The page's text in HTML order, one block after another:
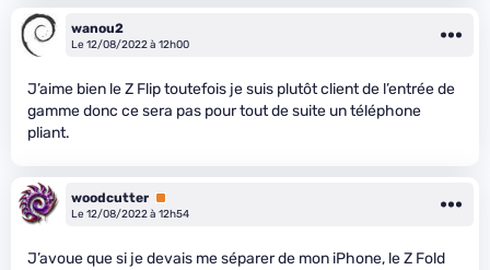
wanou2
Le 12/08/2022 à 12h00
J’aime bien le Z Flip toutefois je suis plutôt client de l’entrée de
gamme donc ce sera pas pour tout de suite un téléphone
pliant.
woodcutter Premium
Le 12/08/2022 à 12h54
J’avoue que si je devais me séparer de mon iPhone, le Z Fold